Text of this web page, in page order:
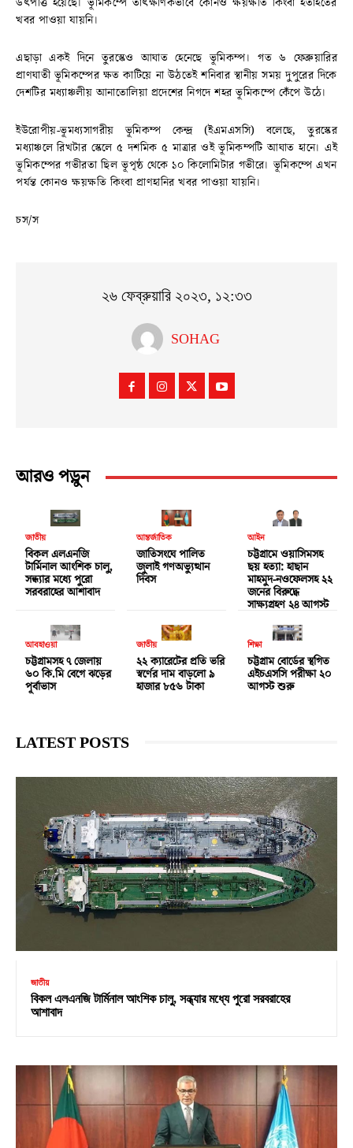
খবর পাওয়া যায়নি।
এছাড়া একই দিনে তুরস্কেও আঘাত হেনেছে ভূমিকম্প। গত ৬ ফেব্রুয়ারির
প্রাণঘাতী ভূমিকম্পের ক্ষত কাটিয়ে না উঠতেই শনিবার স্থানীয় সময় দুপুরের দিকে
দেশটির মধ্যাঞ্চলীয় আনাতোলিয়া প্রদেশের নিগদে শহর ভূমিকম্পে কেঁপে উঠে।
ইউরোপীয়-ভূমধ্যসাগরীয় ভূমিকম্প কেন্দ্র (ইএমএসসি) বলেছে, তুরস্কের
মধ্যাঞ্চলে রিখটার স্কেলে ৫ দশমিক ৫ মাত্রার ওই ভূমিকম্পটি আঘাত হানে। এই
ভূমিকম্পের গভীরতা ছিল ভূপৃষ্ঠ থেকে ১০ কিলোমিটার গভীরে। ভূমিকম্পে এখন
পর্যন্ত কোনও ক্ষয়ক্ষতি কিংবা প্রাণহানির খবর পাওয়া যায়নি।
চস/স
২৬ ফেব্রুয়ারি ২০২৩, ১২:৩৩
SOHAG
আরও পড়ুন
জাতীয়
বিকল এলএনজি
টার্মিনাল আংশিক চালু,
সন্ধ্যার মধ্যে পুরো
সরবরাহের আশাবাদ
আন্তর্জাতিক
জাতিসংঘে পালিত
জুলাই গণঅভ্যুত্থান
দিবস
আইন
চট্টগ্রামে ওয়াসিমসহ
ছয় হত্যা: হাছান
মাহমুদ-নওফেলসহ ২২
জনের বিরুদ্ধে
সাক্ষ্যগ্রহণ ২৪ আগস্ট
আবহাওয়া
চট্টগ্রামসহ ৭ জেলায়
৬০ কি.মি বেগে ঝড়ের
পূর্বাভাস
জাতীয়
২২ ক্যারেটের প্রতি ভরি
স্বর্ণের দাম বাড়লো ৯
হাজার ৮৫৬ টাকা
শিক্ষা
চট্টগ্রাম বোর্ডের স্থগিত
এইচএসসি পরীক্ষা ২০
আগস্ট শুরু
LATEST POSTS
জাতীয়
বিকল এলএনজি টার্মিনাল আংশিক চালু, সন্ধ্যার মধ্যে পুরো সরবরাহের
আশাবাদ